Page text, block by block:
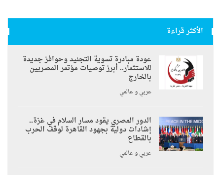
الأكثر قراءة
عودة مبادرة تسوية التجنيد وحوافز جديدة
للاستثمار.. أبرز توصيات مؤتمر المصريين
بالخارج
عربي و عالمي
الدور المصري يقود مسار السلام في غزة..
إشادات دولية بجهود القاهرة لوقف الحرب
بالقطاع
عربي و عالمي